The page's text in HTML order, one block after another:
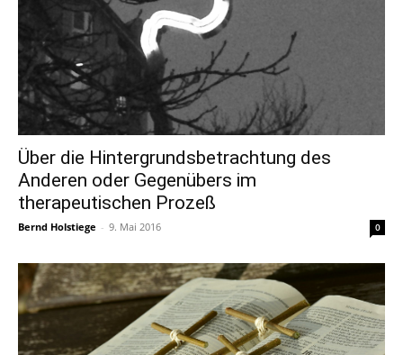
Über die Hintergrundsbetrachtung des
Anderen oder Gegenübers im
therapeutischen Prozeß
Bernd Holstiege - 9. Mai 2016 0